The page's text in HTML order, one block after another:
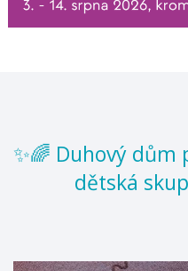
✨🌈 Duhový
dětská